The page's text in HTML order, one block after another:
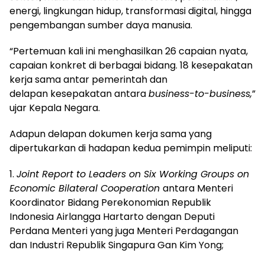
energi, lingkungan hidup, transformasi digital, hingga
pengembangan sumber daya manusia.
“Pertemuan kali ini menghasilkan 26 capaian nyata,
capaian konkret di berbagai bidang. 18 kesepakatan
kerja sama antar pemerintah dan
delapan kesepakatan antarabusiness-to-business,”
ujar Kepala Negara.
Adapun delapan dokumen kerja sama yang
dipertukarkan di hadapan kedua pemimpin meliputi:
1. Joint Report to Leaders on Six Working Groups on
Economic Bilateral Cooperation antara Menteri
Koordinator Bidang Perekonomian Republik
Indonesia Airlangga Hartarto dengan Deputi
Perdana Menteri yang juga Menteri Perdagangan
dan Industri Republik Singapura Gan Kim Yong;